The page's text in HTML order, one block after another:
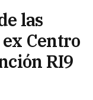
las
Centro
RI9